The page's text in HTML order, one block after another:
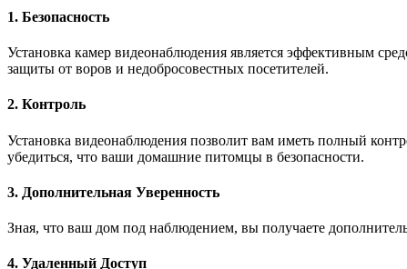
1. Безопасность
Установка камер видеонаблюдения является эффективным
защиты от воров и недобросовестных посетителей.
2. Контроль
Установка видеонаблюдения позволит вам иметь полный
убедиться, что ваши домашние питомцы в безопасности.
3. Дополнительная Уверенность
Зная, что ваш дом под наблюдением, вы получаете
4. Удаленный Доступ